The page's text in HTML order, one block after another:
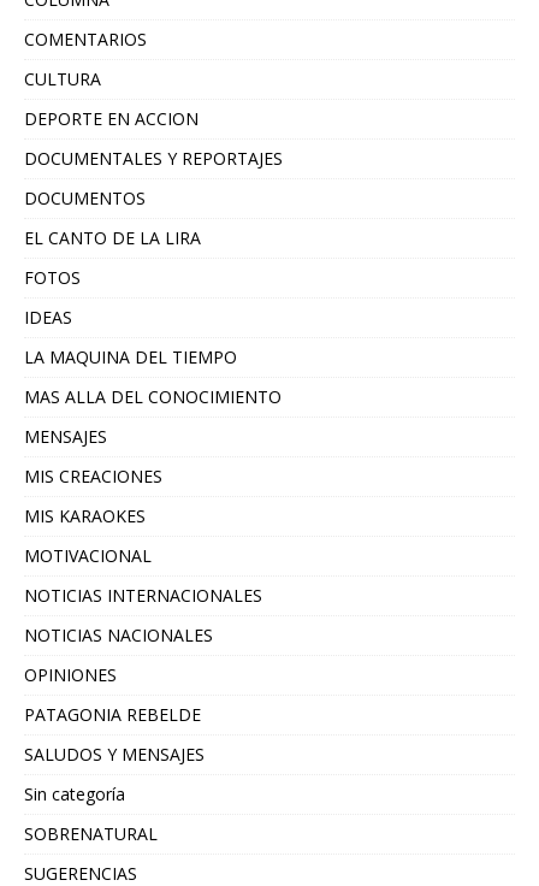
COMENTARIOS
CULTURA
DEPORTE EN ACCION
DOCUMENTALES Y REPORTAJES
DOCUMENTOS
EL CANTO DE LA LIRA
FOTOS
IDEAS
LA MAQUINA DEL TIEMPO
MAS ALLA DEL CONOCIMIENTO
MENSAJES
MIS CREACIONES
MIS KARAOKES
MOTIVACIONAL
NOTICIAS INTERNACIONALES
NOTICIAS NACIONALES
OPINIONES
PATAGONIA REBELDE
SALUDOS Y MENSAJES
Sin categoría
SOBRENATURAL
SUGERENCIAS